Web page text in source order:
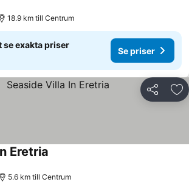
18.9 km till Centrum
se exakta priser
Se priser
Dela
Eretria
5.6 km till Centrum